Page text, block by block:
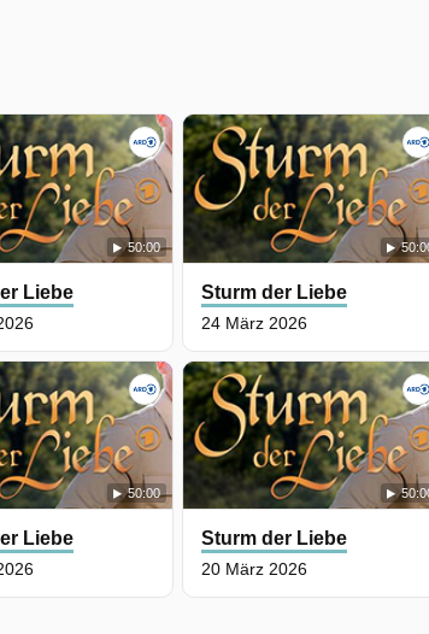
50:00
Liebe Sturm der Liebe
24 März 2026
50:00
Liebe Sturm der Liebe
20 März 2026